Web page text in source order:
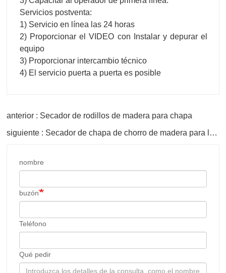
1) Servicio en línea las 24 horas
2) Proporcionar el VIDEO con Instalar y depurar el
equipo
3) Proporcionar intercambio técnico
4) El servicio puerta a puerta es posible
buzón
Teléfono
Qué pedir